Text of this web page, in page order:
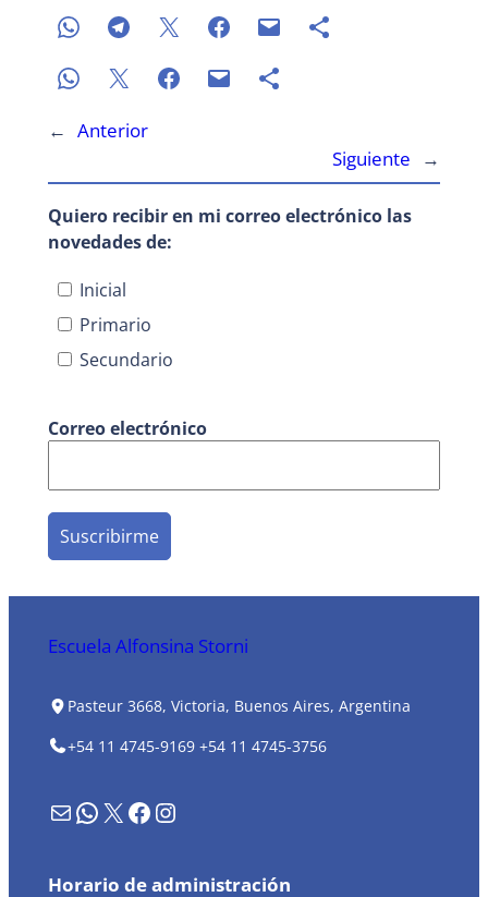
← Anterior
Siguiente
→
Quiero recibir en mi correo electrónico las
novedades de:
Inicial
Primario
Secundario
Correo electrónico
Escuela Alfonsina Storni
Pasteur 3668, Victoria, Buenos Aires, Argentina
+54 11 4745-9169 +54 11 4745-3756
Formulario de contacto WhatsApp X Facebook Instagram
Horario de administración